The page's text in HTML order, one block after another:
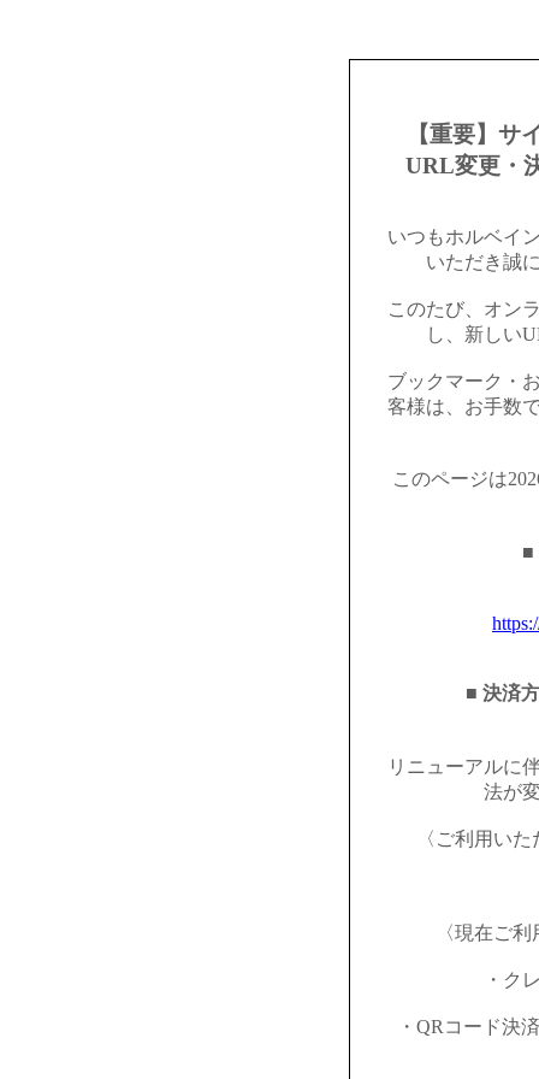
【重要】サ
URL変更・
いつもホルベイ
いただき誠
このたび、オン
し、新しい
ブックマーク・
客様は、お手数
このページは
■
■ 決済
リニューアルに
法が
〈ご利用い
〈現在ご
・ク
・QRコード決